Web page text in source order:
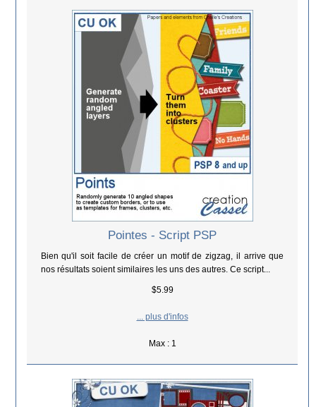
Pointes - Script PSP
Bien qu'il soit facile de créer un motif de zigzag, il arrive que
nos résultats soient similaires les uns des autres. Ce script...
$5.99
... plus d'infos
Max : 1